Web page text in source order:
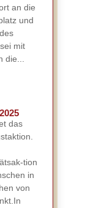
an die
und
mit
das
tion
in
von